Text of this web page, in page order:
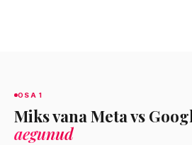
OSA 1
Miks vana Meta vs
aegunud